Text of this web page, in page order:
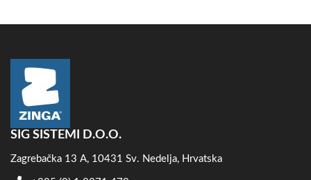
SIG SISTEMI D.O.O.
Zagrebačka 13 A, 10431 Sv. Nedelja, Hrvatska